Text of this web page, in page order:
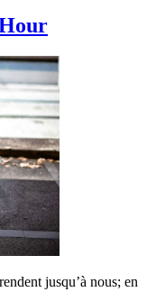
jusqu’à nous; en